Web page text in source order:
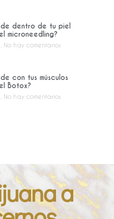
dentro de tu piel
microneedling?
No hay comentarios
con tus músculos
Botox?
No hay comentarios
a